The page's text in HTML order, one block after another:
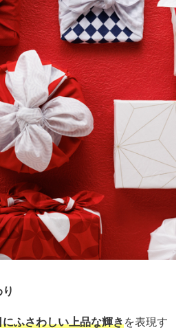
にふさわしい上品な輝きを表現す